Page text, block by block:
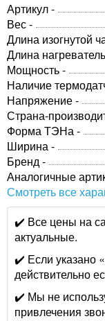
Артикул -
Вес -
Длина изогнутой
Длина
Мощность -
Наличие
Напряжение -
Страна-
Форма ТЭНа -
Ширина -
Бренд -
Аналогичные
Смотреть все
✔️ Все цены на
актуальные.
✔️ Если указано
действительно
✔️ Мы не
привлечения